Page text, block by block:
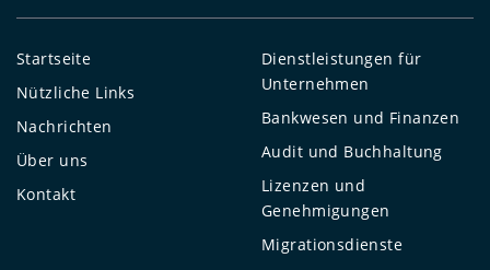
Startseite
Nützliche Links
Nachrichten
Über uns
Kontakt
Dienstleistungen für
Unternehmen
Bankwesen und Finanzen
Audit und Buchhaltung
Lizenzen und
Genehmigungen
Migrationsdienste